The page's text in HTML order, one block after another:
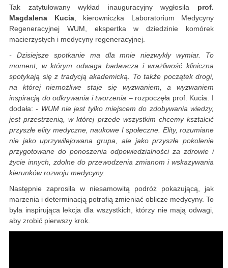
Tak zatytułowany wykład inauguracyjny wygłosiła prof.
Magdalena Kucia, kierowniczka Laboratorium Medycyny
Regeneracyjnej WUM, ekspertka w dziedzinie komórek
macierzystych i medycyny regeneracyjnej.
- Dzisiejsze spotkanie ma dla mnie niezwykły wymiar. To
moment, w którym odwaga badawcza i wrażliwość kliniczna
spotykają się z tradycją akademicką. To także początek drogi,
na której niemożliwe staje się wyzwaniem, a wyzwaniem
inspiracją do odkrywania i tworzenia – rozpoczęła prof. Kucia. I
dodała:- WUM nie jest tylko miejscem do zdobywania wiedzy,
jest przestrzenią, w której przede wszystkim chcemy kształcić
przyszłe elity medyczne, naukowe I społeczne. Elity, rozumiane
nie jako uprzywilejowana grupa, ale jako przyszłe pokolenie
przygotowane do ponoszenia odpowiedzialności za zdrowie i
życie innych, zdolne do przewodzenia zmianom i wskazywania
kierunków rozwoju medycyny.
Następnie zaprosiła w niesamowitą podróż pokazującą, jak
marzenia i determinacją potrafią zmieniać oblicze medycyny. To
była inspirująca lekcja dla wszystkich, którzy nie mają odwagi,
aby zrobić pierwszy krok.